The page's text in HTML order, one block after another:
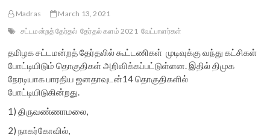
Madras
March 13, 2021
சட்டமன்றத் தேர்தல் தேர்தல் களம் 2021 வேட்பாளர்கள்
தமிழக சட்டமன்றத் தேர்தலில் கூட்டணிகள் முடிவுக்கு வந்து கட்சிகள்
போட்டியிடும் தொகுதிகள் அறிவிக்கப்பட்டுள்ளன. இதில் திமுக
நேரடியாக பாரதிய ஜனதாவுடன்14 தொகுதிகளில்
போட்டியிடுகின்றது.
1) திருவண்ணாமலை,
2) நாகர்கோவில்,